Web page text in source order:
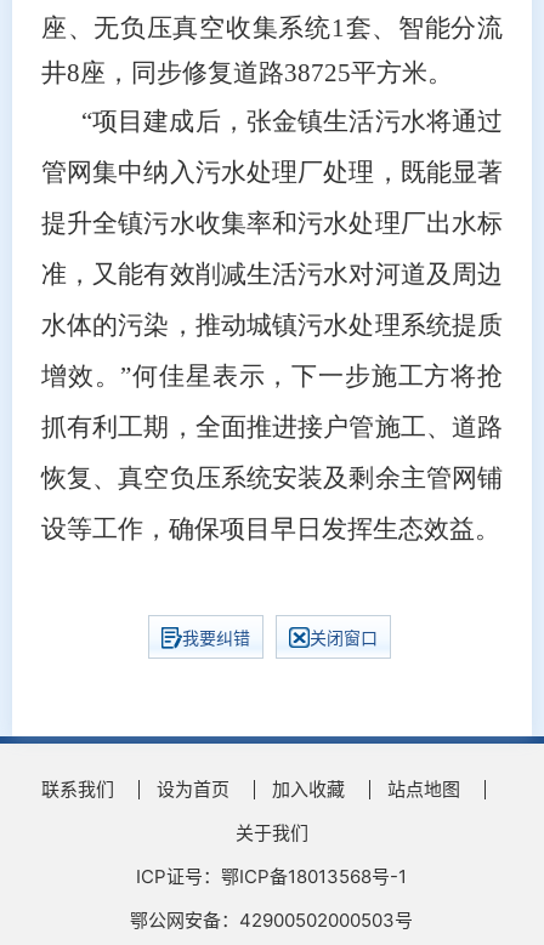
座、无负压真空收集系统1套、智能分流
井8座，同步修复道路38725平方米。
“项目建成后，张金镇生活污水将通过
管网集中纳入污水处理厂处理，既能显著
提升全镇污水收集率和污水处理厂出水标
准，又能有效削减生活污水对河道及周边
水体的污染，推动城镇污水处理系统提质
增效。”何佳星表示，下一步施工方将抢
抓有利工期，全面推进接户管施工、道路
恢复、真空负压系统安装及剩余主管网铺
设等工作，确保项目早日发挥生态效益。
我要纠错 关闭窗口
联系我们 设为首页 加入收藏
站点地图
关于我们
ICP证号：鄂ICP备18013568号-1
鄂公网安备：42900502000503号